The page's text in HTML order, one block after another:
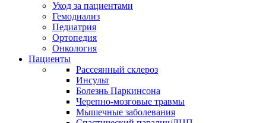
Уход за пациентами
Гемодиализ
Педиатрия
Ортопедия
Онкология
Пациенты
Рассеянный склероз
Инсульт
Болезнь Паркинсона
Черепно-мозговые травмы
Мышечные заболевания